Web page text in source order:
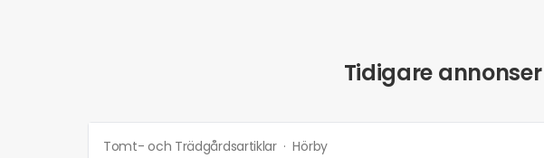
Tidigare
Tomt- och Trädgårdsartiklar ·Hörby